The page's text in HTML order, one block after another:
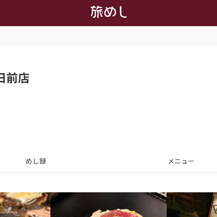
前店
めし録 メニュー